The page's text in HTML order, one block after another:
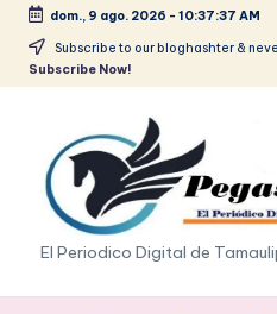
Saltar
dom., 9 ago. 2026 - 10:37:37 AM
Subscribe to our bloghashter &
Subscribe Now!
p
e
El Periodico Digital de